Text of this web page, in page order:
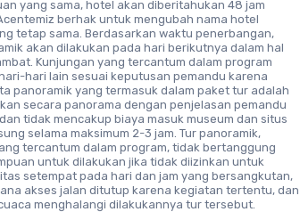
yang sama, hotel akan diberitahukan 48 jam
berhak untuk mengubah nama hotel
tetap sama. Berdasarkan waktu penerbangan,
akan dilakukan pada hari berikutnya dalam hal
Kunjungan yang tercantum dalam program
hari lain sesuai keputusan pemandu karena
panoramik yang termasuk dalam paket tur adalah
secara panorama dengan penjelasan pemandu
tidak mencakup biaya masuk museum dan situs
selama maksimum 2-3 jam. Tur panoramik,
tercantum dalam program, tidak bertanggung
untuk dilakukan jika tidak diizinkan untuk
setempat pada hari dan jam yang bersangkutan,
akses jalan ditutup karena kegiatan tertentu, dan
menghalangi dilakukannya tur tersebut.